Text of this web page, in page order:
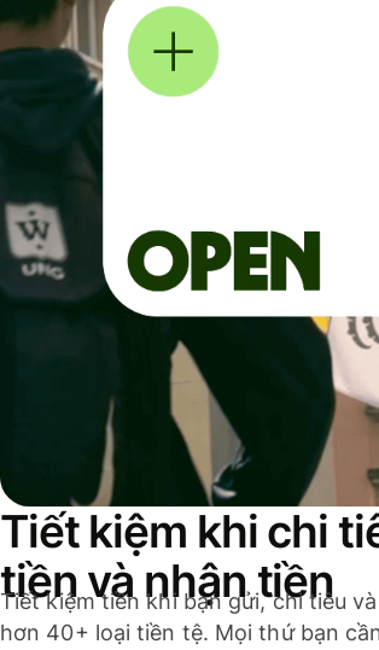
Tiết kiệm khi chi
tiền và nhận tiền
Tiết kiệm tiền khi bạn gửi, chi tiêu
hơn 40+ loại tiền tệ. Mọi thứ bạn